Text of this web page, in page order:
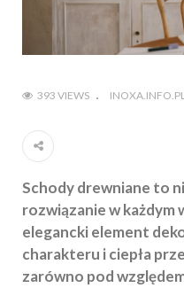
393 VIEWS
Schody drewniane to
rozwiązanie w każdym
elegancki element
charakteru i ciepła
zarówno pod